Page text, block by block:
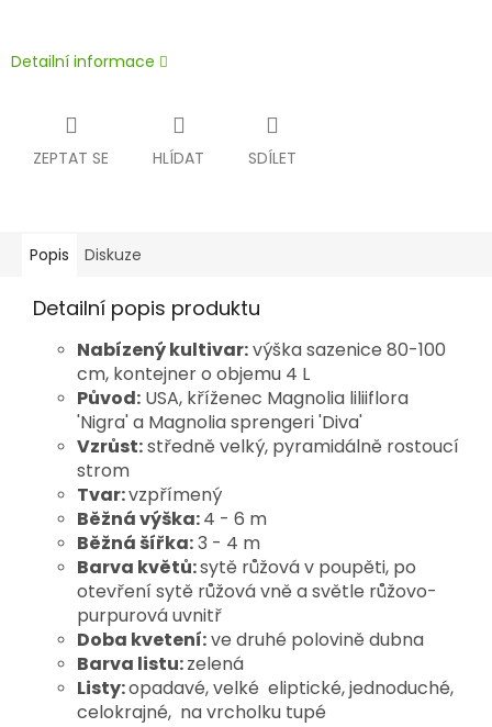
Detailní informace
ZEPTAT SE HLÍDAT SDÍLET
Popis Diskuze
Detailní popis produktu
Nabízený kultivar:výška sazenice 80-100
cm, kontejner o objemu 4 L
Původ: USA, kříženec Magnolia liliiflora
'Nigra' a Magnolia sprengeri 'Diva'
Vzrůst:středně velký, pyramidálně rostoucí
strom
Tvar:vzpřímený
Běžná výška:4 - 6 m
Běžná šířka:3 - 4 m
Barva květů:sytě růžováv poupěti, po
otevření sytě růžová vně a světle růžovo-
purpurová uvnitř
Doba kvetení:ve druhé polovině dubna
Barva listu:zelená
Listy:opadavé, velké eliptické, jednoduché,
celokrajné, na vrcholku tupé